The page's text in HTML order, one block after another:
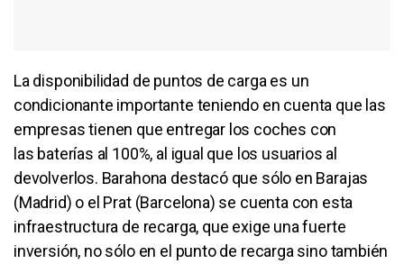
La disponibilidad de puntos de carga es un
condicionante importante teniendo en cuenta que las
empresas tienen que entregar los coches con
las baterías al 100%, al igual que los usuarios al
devolverlos. Barahona destacó que sólo en Barajas
(Madrid) o el Prat (Barcelona) se cuenta con esta
infraestructura de recarga, que exige una fuerte
inversión, no sólo en el punto de recarga sino también